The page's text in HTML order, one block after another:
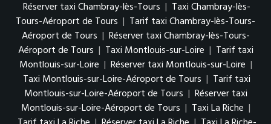
Réserver taxi Chambray-lès-Tours | Taxi Chambray-lès-
Tours-Aéroport de Tours | Tarif taxi Chambray-lès-Tours-
Aéroport de Tours | Réserver taxi Chambray-lès-Tours-
Aéroport de Tours | Taxi Montlouis-sur-Loire | Tarif taxi
Montlouis-sur-Loire | Réserver taxi Montlouis-sur-Loire |
Taxi Montlouis-sur-Loire-Aéroport de Tours | Tarif taxi
Montlouis-sur-Loire-Aéroport de Tours | Réserver taxi
Montlouis-sur-Loire-Aéroport de Tours | Taxi La Riche |